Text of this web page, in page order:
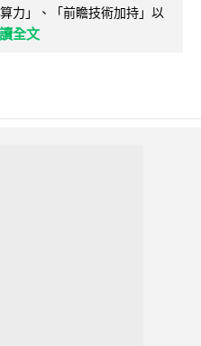
力」、「前瞻技術加持」以
全文